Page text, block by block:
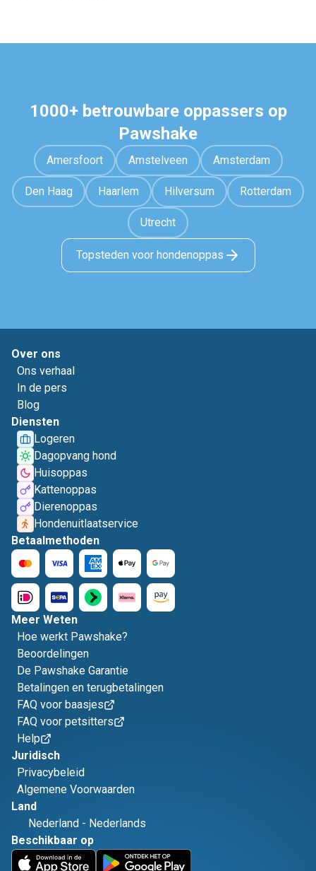
1000+ betrouwbare oppassers op
Pawshake
Amersfoort Amstelveen Amsterdam
Den Haag Haarlem Hilversum Rotterdam
Utrecht
Topsteden voor hondenoppas
Over ons
Ons verhaal
In de pers
Blog
Diensten
Logeren
Dagopvang hond
Huisoppas
Kattenoppas
Dierenoppas
Hondenuitlaatservice
Betaalmethoden
Meer Weten
Hoe werkt Pawshake?
Beoordelingen
De Pawshake Garantie
Betalingen en terugbetalingen
FAQ voor baasjes
FAQ voor petsitters
Help
Juridisch
Privacybeleid
Algemene Voorwaarden
Land
Nederland - Nederlands
Beschikbaar op